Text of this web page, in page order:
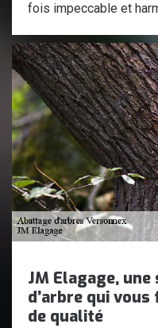
fois impeccable et
JM Elagage,
d’arbre qui
de qualité